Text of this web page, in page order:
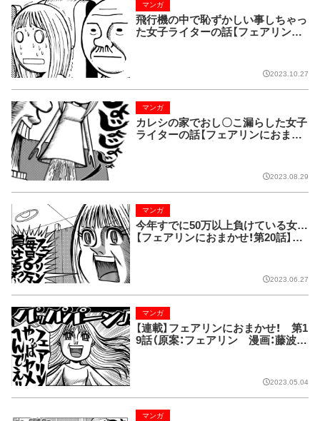
飛行機の中で恥ずかしい事しちゃっ
た女子ライターの話【フェアリンに
マンガ
2023.10.27
カレシの家でおし〇こ漏らした女子
ライターの話【フェアリンにおまか
マンガ
2023.08.29
今年すでに50万以上負けている女…
【フェアリンにおまかせ！第20話】
マンガ
2023.06.27
【連載】フェアリンにおまかせ！ 第1
9話（原案：フェアリン 漫画：藤波俊
マンガ
2023.05.04
マンガ